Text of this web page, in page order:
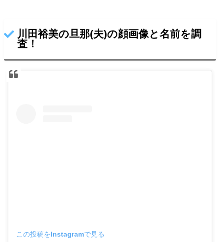
川田裕美の旦那(夫)の顔画像と名前を調
査！
この投稿をInstagramで見る